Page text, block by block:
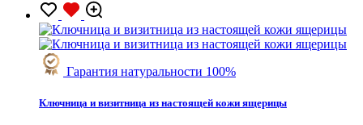
Гарантия натуральности 100%
Ключница и визитница из настоящей кожи ящерицы